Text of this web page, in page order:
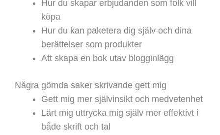
Hur du skapar erbjudanden som folk vill
köpa
Hur du kan paketera dig själv och dina
berättelser som produkter
Att skapa en bok utav blogginlägg
Några gömda saker skrivande gett mig
Gett mig mer självinsikt och medvetenhet
Lärt mig uttrycka mig själv mer effektivt i
både skrift och tal